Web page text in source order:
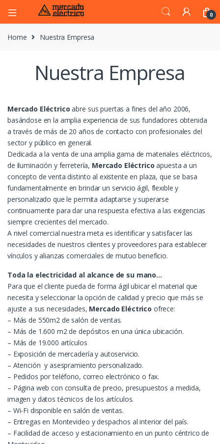
0
Home Nuestra Empresa
Nuestra Empresa
Mercado Eléctrico abre sus puertas a fines del año 2006,
basándose en la amplia experiencia de sus fundadores obtenida
a través de más de 20 años de contacto con profesionales del
sector y público en general.
Dedicada a la venta de una amplia gama de materiales eléctricos,
de iluminación y ferretería, Mercado Eléctrico apuesta a un
concepto de venta distinto al existente en plaza, que se basa
fundamentalmente en brindar un servicio ágil, flexible y
personalizado que le permita adaptarse y superarse
continuamente para dar una respuesta efectiva a las exigencias
siempre crecientes del mercado.
A nivel comercial nuestra meta es identificar y satisfacer las
necesidades de nuestros clientes y proveedores para establecer
vínculos y alianzas comerciales de mutuo beneficio.
Toda la electricidad al alcance de su mano…
Para que el cliente pueda de forma ágil ubicar el material que
necesita y seleccionar la opción de calidad y precio que más se
ajuste a sus necesidades, Mercado Eléctrico ofrece:
– Más de 550m2 de salón de ventas.
– Más de 1.600 m2 de depósitos en una única ubicación.
– Más de 19.000 artículos
– Exposición de mercadería y autoservicio.
– Atención y asespramiento personalizado.
– Pedidos por teléfono, correo electrónico o fax.
– Página web con consulta de precio, presupuestos a medida,
imagen y datos técnicos de los artículos.
– Wi-Fi disponible en salón de ventas.
– Entregas en Montevideo y despachos al interior del país.
– Facilidad de acceso y estacionamiento en un punto céntrico de